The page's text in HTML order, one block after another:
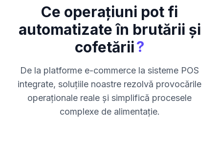
Ce operațiuni pot fi
automatizate în brutării și
cofetării?
De la platforme e-commerce la sisteme POS
integrate, soluțiile noastre rezolvă provocările
operaționale reale și simplifică procesele
complexe de alimentație.